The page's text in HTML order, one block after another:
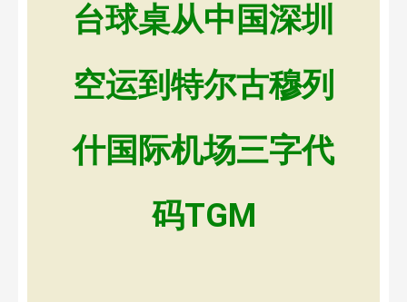
台球桌从中国深圳
空运到特尔古穆列
什国际机场三字代
码TGM